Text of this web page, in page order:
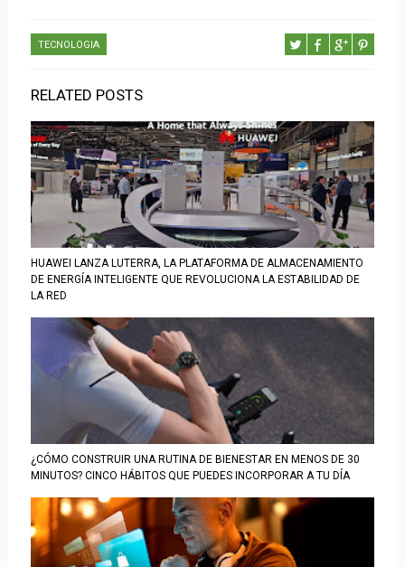
TECNOLOGIA
RELATED POSTS
HUAWEI LANZA LUTERRA, LA PLATAFORMA DE ALMACENAMIENTO
DE ENERGÍA INTELIGENTE QUE REVOLUCIONA LA ESTABILIDAD DE
LA RED
¿CÓMO CONSTRUIR UNA RUTINA DE BIENESTAR EN MENOS DE 30
MINUTOS? CINCO HÁBITOS QUE PUEDES INCORPORAR A TU DÍA